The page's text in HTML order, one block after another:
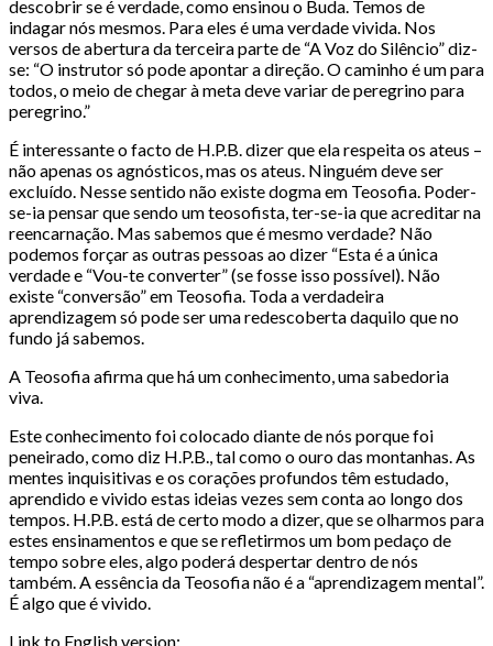
descobrir se é verdade, como ensinou o Buda. Temos de
indagar nós mesmos. Para eles é uma verdade vivida. Nos
versos de abertura da terceira parte de “A Voz do Silêncio” diz-
se: “O instrutor só pode apontar a direção. O caminho é um para
todos, o meio de chegar à meta deve variar de peregrino para
peregrino.”
É interessante o facto de H.P.B. dizer que ela respeita os ateus –
não apenas os agnósticos, mas os ateus. Ninguém deve ser
excluído. Nesse sentido não existe dogma em Teosofia. Poder-
se-ia pensar que sendo um teosofista, ter-se-ia que acreditar na
reencarnação. Mas sabemos que é mesmo verdade? Não
podemos forçar as outras pessoas ao dizer “Esta é a única
verdade e “Vou-te converter” (se fosse isso possível). Não
existe “conversão” em Teosofia. Toda a verdadeira
aprendizagem só pode ser uma redescoberta daquilo que no
fundo já sabemos.
A Teosofia afirma que há um conhecimento, uma sabedoria
viva.
Este conhecimento foi colocado diante de nós porque foi
peneirado, como diz H.P.B., tal como o ouro das montanhas. As
mentes inquisitivas e os corações profundos têm estudado,
aprendido e vivido estas ideias vezes sem conta ao longo dos
tempos. H.P.B. está de certo modo a dizer, que se olharmos para
estes ensinamentos e que se refletirmos um bom pedaço de
tempo sobre eles, algo poderá despertar dentro de nós
também. A essência da Teosofia não é a “aprendizagem mental”.
É algo que é vivido.
Link to English version: